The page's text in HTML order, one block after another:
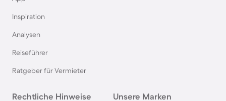
Nordsee
Ferienhäuser & Ferienwohnung mit Hund in
Inspiration
Analysen
Reiseführer
Ratgeber für Vermieter
Rechtliche Hinweise Unsere Marken